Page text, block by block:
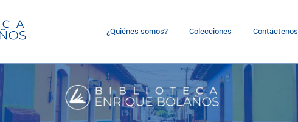
¿Quiénes somos? Colecciones Contáctenos